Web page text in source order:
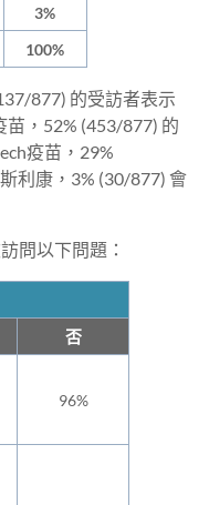
3%
100%
877) 的受訪者表示
，52% (453/877) 的
疫苗，29%
利康，3% (30/877) 會
問以下問題：
否
96%